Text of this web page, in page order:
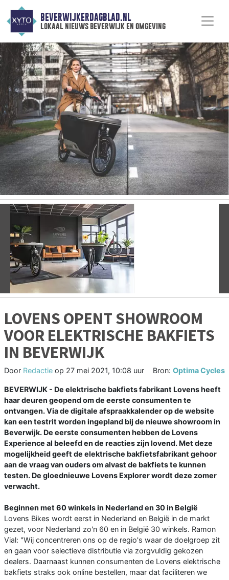
BEVERWIJKERDAGBLAD.NL
lokaal nieuws beverwijk en omgeving
Vorige
LOVENS OPENT SHOWROOM
VOOR ELEKTRISCHE BAKFIETS
IN BEVERWIJK
Door Redactie op 27 mei 2021, 10:08 uur Bron: Optima Cycles
BEVERWIJK - De elektrische bakfiets fabrikant Lovens heeft
haar deuren geopend om de eerste consumenten te
ontvangen. Via de digitale afspraakkalender op de website
kan een testrit worden ingepland bij de nieuwe showroom in
Beverwijk. De eerste consumenten hebben de Lovens
Experience al beleefd en de reacties zijn lovend. Met deze
mogelijkheid geeft de elektrische bakfietsfabrikant gehoor
aan de vraag van ouders om alvast de bakfiets te kunnen
testen. De gloednieuwe Lovens Explorer wordt deze zomer
verwacht.
Beginnen met 60 winkels in Nederland en 30 in België
Lovens Bikes wordt eerst in Nederland en België in de markt
gezet, voor Nederland zo'n 60 en in België 30 winkels. Ramon
Vial: "Wij concentreren ons op de regio's waar de doelgroep zit
en gaan voor selectieve distributie via zorgvuldig gekozen
dealers. Daarnaast kunnen consumenten de Lovens elektrische
bakfiets straks ook online bestellen, maar dat faciliteren we